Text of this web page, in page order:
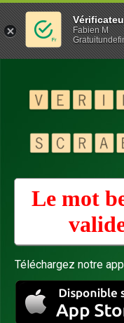
Le mot
Téléchargez notre
Fabien M